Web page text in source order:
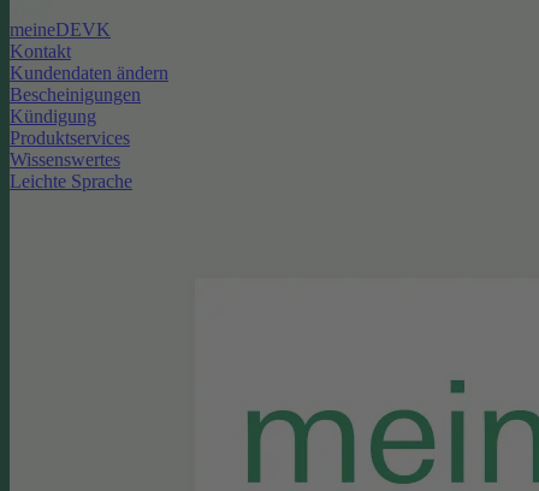
meineDEVK
Kontakt
Kundendaten ändern
Bescheinigungen
Kündigung
Produktservices
Wissenswertes
Leichte Sprache